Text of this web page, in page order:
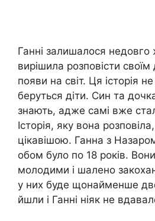
Ганні залишалося
вирішила розповісти своїм
появи на світ. Ця історія
беруться діти. Син та
знають, адже самі вже
Історія, яку вона
цікавішою. Ганна з
обом було по 18 років.
молодими і шалено
у них буде щонайменше
йшли і Ганні ніяк не